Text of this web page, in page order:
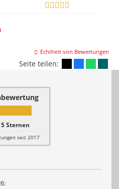
Echtheit von Bewertungen
Seite teilen:
5Sternen
seit 2017